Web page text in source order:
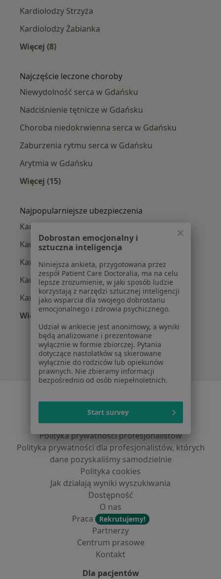
Kardiolodzy Strzyża
Kardiolodzy Żabianka
Więcej (8)
Najczęście leczone choroby
Niewydolność serca w Gdańsku
Nadciśnienie tętnicze w Gdańsku
Choroba niedokrwienna serca w Gdańsku
Zaburzenia rytmu serca w Gdańsku
Arytmia w Gdańsku
Więcej (15)
Najpopularniejsze ubezpieczenia
Kardiolodzy z TU Zdrowie w Gdańsku
Kardiolodzy z Medicover w Gdańsku
Kardiolodzy z Allianz w Gdańsku
Kardiolodzy z Signal Iduna w Gdańsku
Kardiolodzy z JP MEDICA w Gdańsku
Więcej (5)
Więcej w kategorii: Najpopularniejsze
Regulamin
Polityka prywatności pacjentów
Polityka prywatności profesjonalistów
Polityka prywatności dla profesjonalistów, których
dane pozyskaliśmy samodzielnie
Polityka cookies
Jak działają wyniki wyszukiwania
Dostępność
O nas
Praca
Rekrutujemy!
Partnerzy
Centrum prasowe
Kontakt
Dla pacjentów
Dobrostan emocjonalny i
sztuczna inteligencja
Niniejsza ankieta, przygotowana przez
zespół Patient Care Doctoralia, ma na celu
lepsze zrozumienie, w jaki sposób ludzie
korzystają z narzędzi sztucznej inteligencji
jako wsparcia dla swojego dobrostanu
emocjonalnego i zdrowia psychicznego.
Udział w ankiecie jest anonimowy, a wyniki
będą analizowane i prezentowane
wyłącznie w formie zbiorczej. Pytania
dotyczące nastolatków są skierowane
wyłącznie do rodziców lub opiekunów
prawnych. Nie zbieramy informacji
bezpośrednio od osób niepełnoletnich.
Start survey